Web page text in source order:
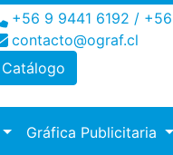
+56 9 9441 6192 /
contacto@ograf.cl
Catálogo
Gráfica Publicitaria